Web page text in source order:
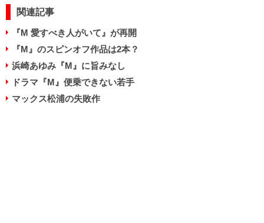
関連記事
『M 愛すべき人がいて』が再開
『M』のスピンオフ作品は2本？
浜崎あゆみ『M』に旨みなし
ドラマ『M』便乗できない若手
マックス松浦の失敗作